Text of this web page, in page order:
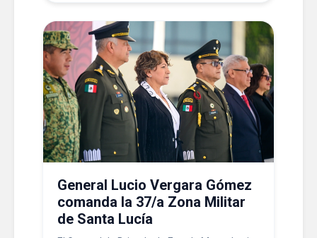
General Lucio Vergara Gómez
comanda la 37/a Zona Militar
de Santa Lucía